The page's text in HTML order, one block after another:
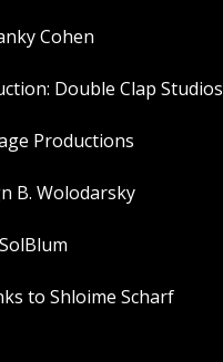
Cohen
Double Clap Studios
Productions
B. Wolodarsky
to Shloime Scharf